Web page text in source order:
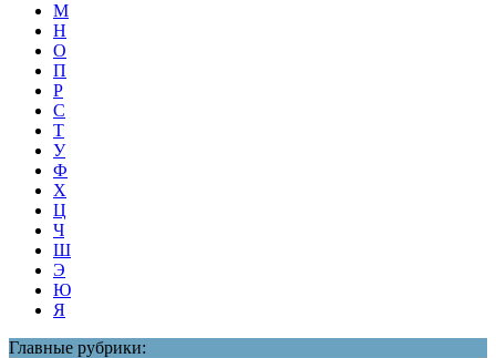
М
Н
О
П
Р
С
Т
У
Ф
Х
Ц
Ч
Ш
Э
Ю
Я
Главные рубрики: